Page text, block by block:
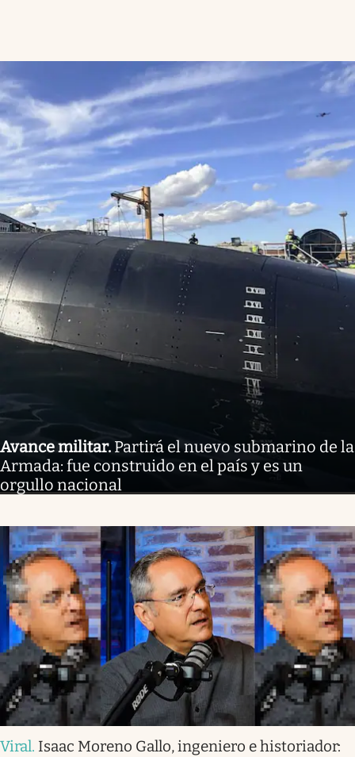
Avance militar. Partirá el nuevo submarino de la
Armada: fue construido en el país y es un
orgullo nacional
Viral. Isaac Moreno Gallo, ingeniero e historiador: